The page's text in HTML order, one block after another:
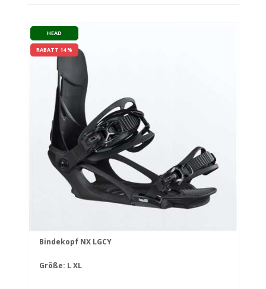
HEAD
RABATT 14 %
Bindekopf NX LGCY
Größe: LXL